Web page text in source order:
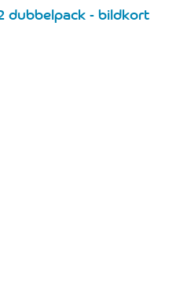
dubbelpack - bildkort